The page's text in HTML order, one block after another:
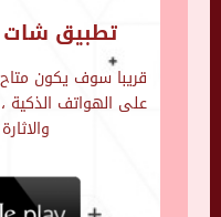
تطبيق شات
قريبا سوف يكون
على الهواتف الذكية